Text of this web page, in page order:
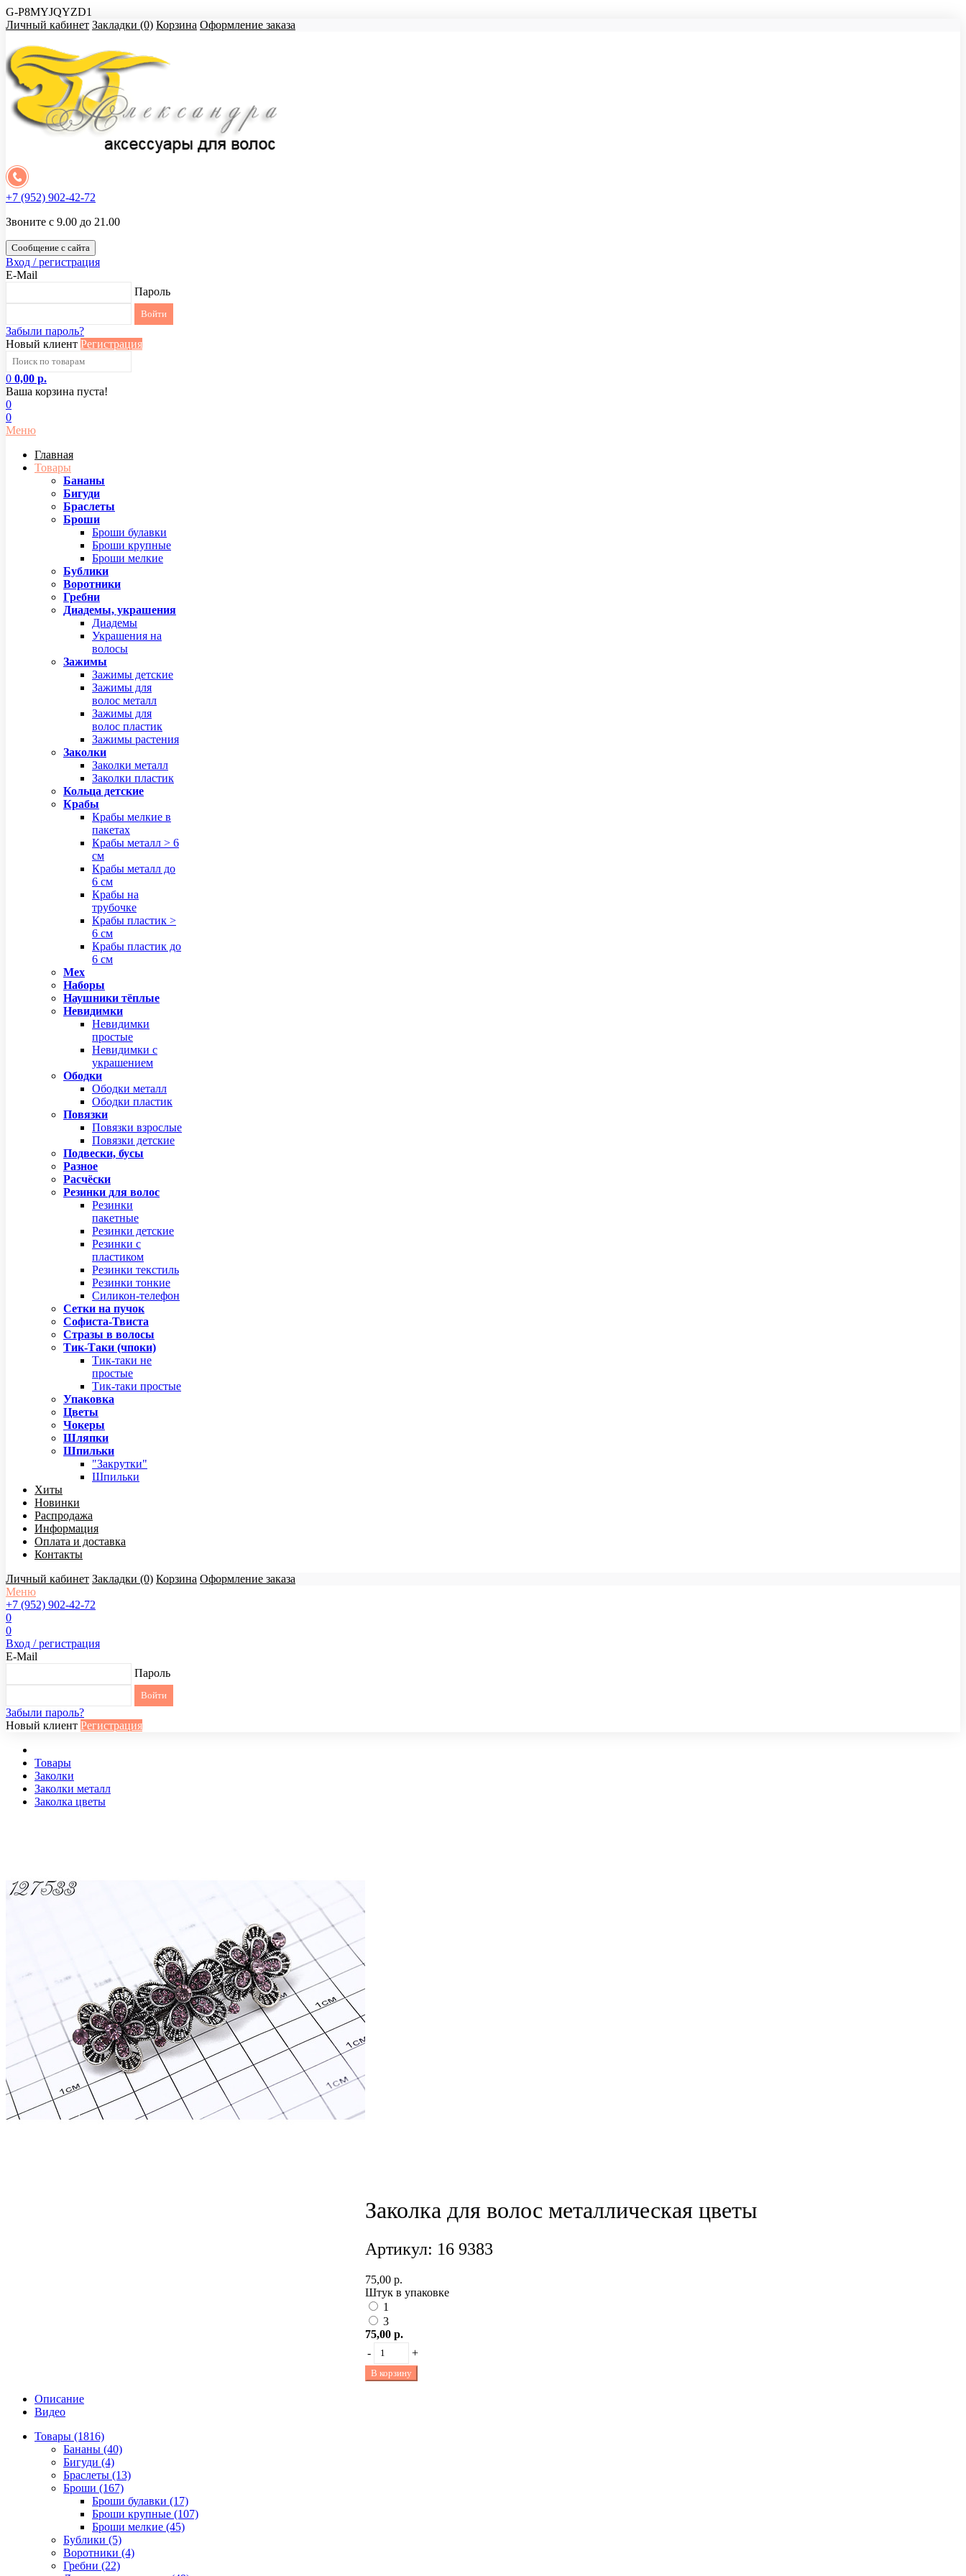
G-P8MYJQYZD1
Личный кабинет Закладки (0) Корзина Оформление заказа
+7 (952) 902-42-72
Звоните с 9.00 до 21.00
Сообщение с сайта
Вход / регистрация
E-Mail
Пароль
Забыли пароль?
Новый клиент Регистрация
0 0,00 р.
Ваша корзина пуста!
0
0
Меню
Главная
Товары
Бананы
Бигуди
Браслеты
Броши
Броши булавки
Броши крупные
Броши мелкие
Бублики
Воротники
Гребни
Диадемы, украшения
Диадемы
Украшения на
волосы
Зажимы
Зажимы детские
Зажимы для
волос металл
Зажимы для
волос пластик
Зажимы растения
Заколки
Заколки металл
Заколки пластик
Кольца детские
Крабы
Крабы мелкие в
пакетах
Крабы металл > 6
см
Крабы металл до
6 см
Крабы на
трубочке
Крабы пластик >
6 см
Крабы пластик до
6 см
Мех
Наборы
Наушники тёплые
Невидимки
Невидимки
простые
Невидимки с
украшением
Ободки
Ободки металл
Ободки пластик
Повязки
Повязки взрослые
Повязки детские
Подвески, бусы
Разное
Расчёски
Резинки для волос
Резинки
пакетные
Резинки детские
Резинки с
пластиком
Резинки текстиль
Резинки тонкие
Силикон-телефон
Сетки на пучок
Софиста-Твиста
Стразы в волосы
Тик-Таки (чпоки)
Тик-таки не
простые
Тик-таки простые
Упаковка
Цветы
Чокеры
Шляпки
Шпильки
"Закрутки"
Шпильки
Хиты
Новинки
Распродажа
Информация
Оплата и доставка
Контакты
Личный кабинет Закладки (0) Корзина Оформление заказа
Меню
+7 (952) 902-42-72
0
0
Вход / регистрация
E-Mail
Пароль
Забыли пароль?
Новый клиент Регистрация
Товары
Заколки
Заколки металл
Заколка цветы
Заколка для волос металлическая цветы
Артикул: 16 9383
75,00 р.
Штук в упаковке
1
3
75,00 р.
-
+
В корзину
Описание
Видео
Товары (1816)
Бананы (40)
Бигуди (4)
Браслеты (13)
Броши (167)
Броши булавки (17)
Броши крупные (107)
Броши мелкие (45)
Бублики (5)
Воротники (4)
Гребни (22)